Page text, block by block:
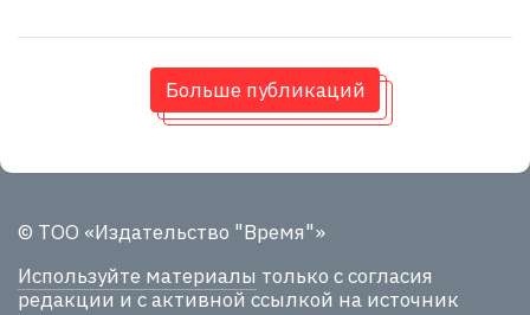
Больше публикаций
© ТОО «Издательство "Время"»
Используйте материалы только с согласия
редакции и с активной ссылкой на источник